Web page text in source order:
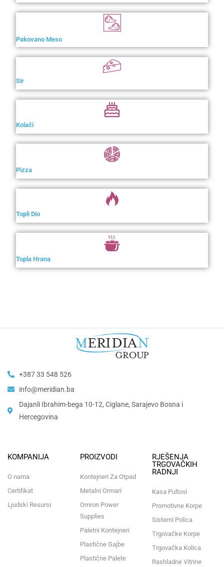
Pakovano Meso
Sir
Kolači
Pizza
Topli Dio
Topla Hrana
+387 33 548 526
info@meridian.ba
Dajanli Ibrahim-bega 10-12, Ciglane, Sarajevo Bosna i
Hercegovina​
KOMPANIJA
O nama
Certifikat
Ljudski Resursi
PROIZVODI
Kontejneri Za Otpad
Metalni Ormari
Omron Power
Supplies
Paletni Kontejneri
Plastične Gajbe
Plastične Palete
RJEŠENJA
TRGOVAČKIH
RADNJI
Kasa Pultovi
Promotivne Korpe
Sistemi Polica
Trgovačke Korpe
Trgovačka Kolica
Rashladne Vitrine